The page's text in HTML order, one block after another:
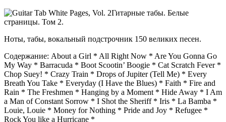
Гитарные табы. Белые
страницы. Том 2.
Ноты, табы, вокальный подстрочник 150 великих песен.
Содержание: About a Girl * All Right Now * Are You Gonna Go
My Way * Barracuda * Boot Scootin’ Boogie * Cat Scratch Fever *
Chop Suey! * Crazy Train * Drops of Jupiter (Tell Me) * Every
Breath You Take * Everyday (I Have the Blues) * Faith * Fire and
Rain * The Freshmen * Hanging by a Moment * Hide Away * I Am
a Man of Constant Sorrow * I Shot the Sheriff * Iris * La Bamba *
Louie, Louie * Money for Nothing * Pride and Joy * Refugee *
Rock You like a Hurricane *